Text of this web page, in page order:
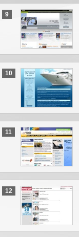
9
10
11
12